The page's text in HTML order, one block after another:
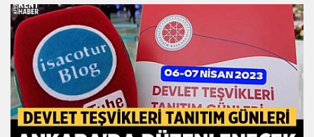
gerçekleştirildi